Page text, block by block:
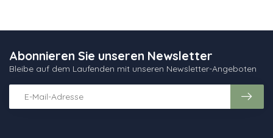
Abonnieren Sie unseren Newsletter
Bleibe auf dem Laufenden mit unseren Newsletter-Angeboten